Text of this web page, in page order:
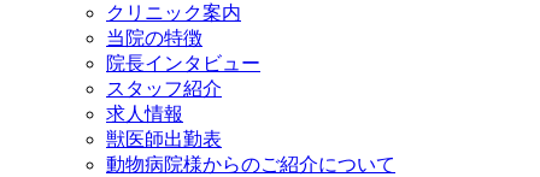
クリニック案内
当院の特徴
院長インタビュー
スタッフ紹介
求人情報
獣医師出勤表
動物病院様からのご紹介について